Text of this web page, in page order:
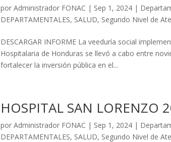
por Administrador FONAC | Sep 1, 2024|
DEPARTAMENTALES, SALUD, Segundo Nivel de
DESCARGAR INFORME La veeduría social
Hospitalaria de Honduras se llevó a cabo entre
fortalecer la inversión pública en el...
HOSPITAL SAN LORENZO
por Administrador FONAC | Sep 1, 2024|
DEPARTAMENTALES, SALUD, Segundo Nivel de